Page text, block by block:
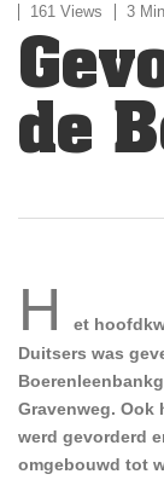
161 Views
3
de
H
et
Duitsers was
Gravenweg. Ook
werd gevorderd
omgebouwd tot